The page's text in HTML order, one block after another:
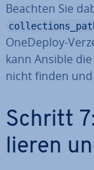
Beachten Sie
OneDeploy-
kann Ansible
nicht finden
Schritt
lie­ren